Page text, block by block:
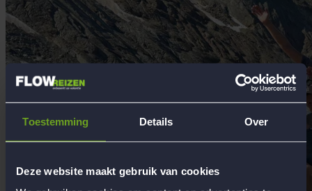
Toestemming Details Over
Deze website maakt gebruik van cookies